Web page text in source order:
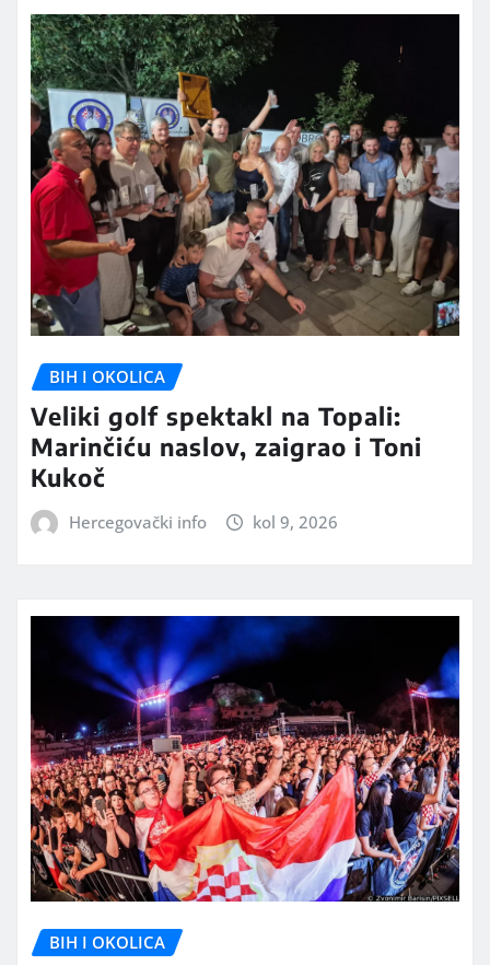
BIH I OKOLICA
Veliki golf spektakl na Topali:
Marinčiću naslov, zaigrao i Toni
Kukoč
Hercegovački info kol 9, 2026
BIH I OKOLICA